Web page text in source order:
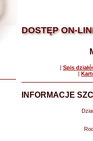
DOSTĘP ON-
| Spis
|
INFORMACJE